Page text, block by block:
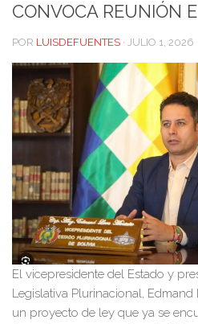
CONVOCA REUNIÓN
POR LUISDEFUENTES · JULIO 1, 2026
El vicepresidente del Estado y
Legislativa Plurinacional,
un proyecto de ley que ya se